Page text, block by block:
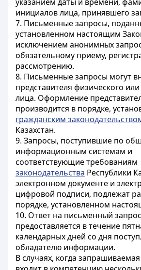
инициалов лица, принявшего
7. Письменные запросы,
установленном настоящим
исключением анонимных
обязательному приему,
рассмотрению.
8. Письменные запросы могут
представителя физического
лица. Оформление
производится в порядке,
гражданским
Казахстан.
9. Запросы, поступившие по
информационным системам и
соответствующие требованиям
законодательства Республики
электронном документе и
цифровой подписи, подлежат
порядке, установленном
10. Ответ на письменный запрос
предоставляется в течение
календарных дней со дня
обладателю информации.
В случаях, когда